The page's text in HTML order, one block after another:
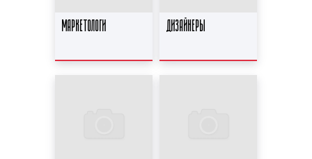
МАРКЕТОЛОГИ ДИЗАЙНЕРЫ